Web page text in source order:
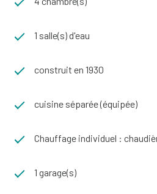
Très beau potentiel à découvrir
exposé sont disponibles sur le site
1 salle(s) d'eau
construit en 1930
cuisine séparée (équipée)
Chauffage individuel :
1 garage(s)